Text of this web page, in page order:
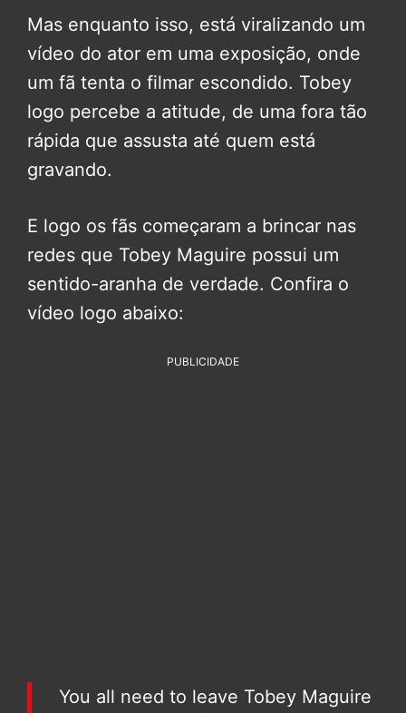
Mas enquanto isso, está viralizando um
vídeo do ator em uma exposição, onde
um fã tenta o filmar escondido. Tobey
logo percebe a atitude, de uma fora tão
rápida que assusta até quem está
gravando.
E logo os fãs começaram a brincar nas
redes que Tobey Maguire possui um
sentido-aranha de verdade. Confira o
vídeo logo abaixo:
PUBLICIDADE
You all need to leave Tobey Maguire